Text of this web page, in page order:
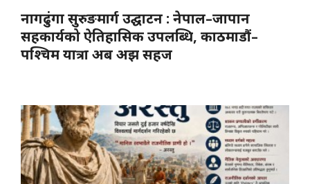
नागढुंगा सुरुङमार्ग उद्घाटन : नेपाल–जापान
सहकार्यको ऐतिहासिक उपलब्धि, काठमाडौं–
पश्चिम यात्रा अब अझ सहज